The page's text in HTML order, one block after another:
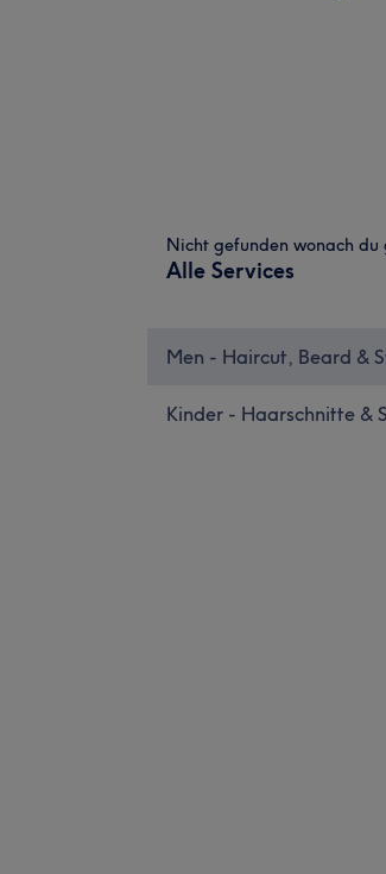
Nicht gefunden wonach du
Alle Services
Men - Haircut, Beard &
Kinder - Haarschnitte &